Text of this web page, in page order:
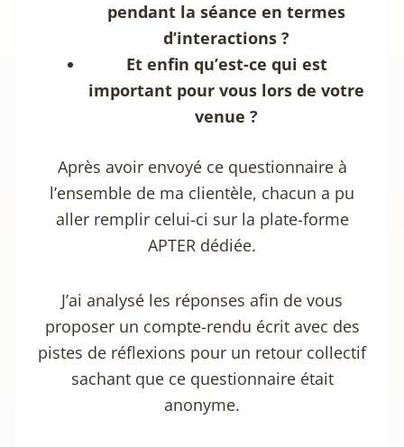
pendant la séance en termes
d’interactions ?
Et enfin qu’est-ce qui est
important pour vous lors de votre
venue ?
Après avoir envoyé ce questionnaire à
l’ensemble de ma clientèle, chacun a pu
aller remplir celui-ci sur la plate-forme
APTER dédiée.
J’ai analysé les réponses afin de vous
proposer un compte-rendu écrit avec des
pistes de réflexions pour un retour collectif
sachant que ce questionnaire était
anonyme.